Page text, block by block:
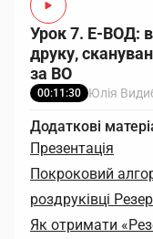
Урок 7. Е-ВОД:
друку,
за ВО
00:11:30 Юлія
Додаткові
Презентація
Покроковий
роздруківці
Як отримати